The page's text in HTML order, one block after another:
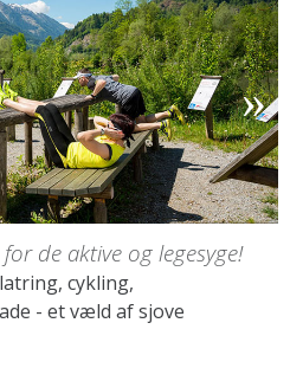
de aktive og legesyge!
cykling,
- et væld af sjove